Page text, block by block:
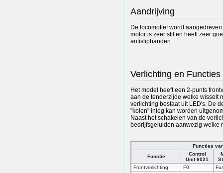
Aandrijving
De locomotief wordt
motor is zeer stil en heeft zeer
antislipbanden.
Verlichting en Functies
Het model heeft een 2-punts
aan de tenderzijde welke wisselt
verlichting bestaat uit LED's. De
"kolen" inleg kan worden
Naast het schakelen van de
bedrijfsgeluiden aanwezig welke
Functies
Functie
Control
Unit 6021
Frontverlichting
F0